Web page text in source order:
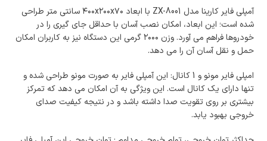
آمپلی فایر کارینا مدل ZX-8001 با ابعاد ۴۰۰x۲۰۰x۷۰ سانتی‌ متر طراحی
شده است؛ این ابعاد، امکان نصب آسان با حداقل جای گیری را در
خودروها فراهم می‌ آورد. وزن ۲۰۰۰ گرمی این دستگاه نیز به کاربران امکان
حمل و نقل آسان آن را می‌ دهد.
امپلی فایر مونو و 1 کانال: این آمپلی فایر به صورت مونو طراحی شده و
تنها دارای یک کانال است. این ویژگی به آن امکان می‌ دهد که تمرکز
بیشتری بر روی تقویت صدا داشته باشد و در نتیجه کیفیت صدای
خروجی بهبود یابد.